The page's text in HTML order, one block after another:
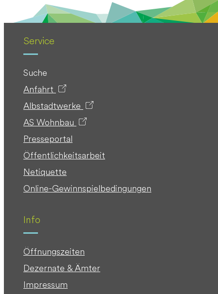
Service
Suche
Anfahrt
Albstadtwerke
AS Wohnbau
Presseportal
Öffentlichkeitsarbeit
Netiquette
Online-Gewinnspielbedingungen
Info
Öffnungszeiten
Dezernate & Ämter
Impressum